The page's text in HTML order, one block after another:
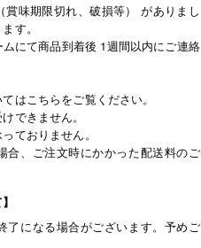
味期限切れ、破損等） がありまし
す。
にて商品到着後 1週間以内にご連絡
はこちらをご覧ください。
できません。
ておりません。
合、ご注文時にかかった配送料のご
了になる場合がございます。予めご